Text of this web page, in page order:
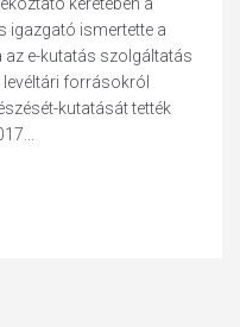
igazgató ismertette a
az e-kutatás szolgáltatás
forrásokról
kutatását tették